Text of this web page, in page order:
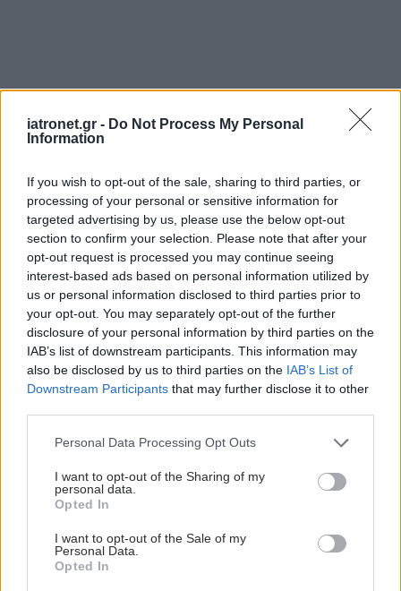
iatronet.gr - Do Not Process My Personal
Information
If you wish to opt-out of the sale, sharing to third parties, or
processing of your personal or sensitive information for
targeted advertising by us, please use the below opt-out
section to confirm your selection. Please note that after your
opt-out request is processed you may continue seeing
interest-based ads based on personal information utilized by
us or personal information disclosed to third parties prior to
your opt-out. You may separately opt-out of the further
disclosure of your personal information by third parties on the
IAB’s list of downstream participants. This information may
also be disclosed by us to third parties on the IAB’s List of
Downstream Participants that may further disclose it to other
Please note that this website/app uses one or more Google
not limited to your visit or usage behaviour. You may click to
grant or deny consent to Google and its third-party tags to
use your data for below specified purposes in below Google
consent section.
Personal Data Processing Opt Outs
I want to opt-out of the Sharing of my
personal data.
Opted In
I want to opt-out of the Sale of my
Personal Data.
Opted In